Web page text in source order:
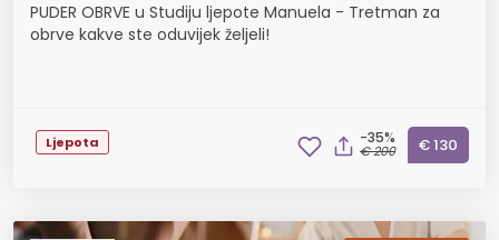
PUDER OBRVE u Studiju ljepote Manuela - Tretman za
obrve kakve ste oduvijek željeli!
Ljepota -35%
€ 200 € 130